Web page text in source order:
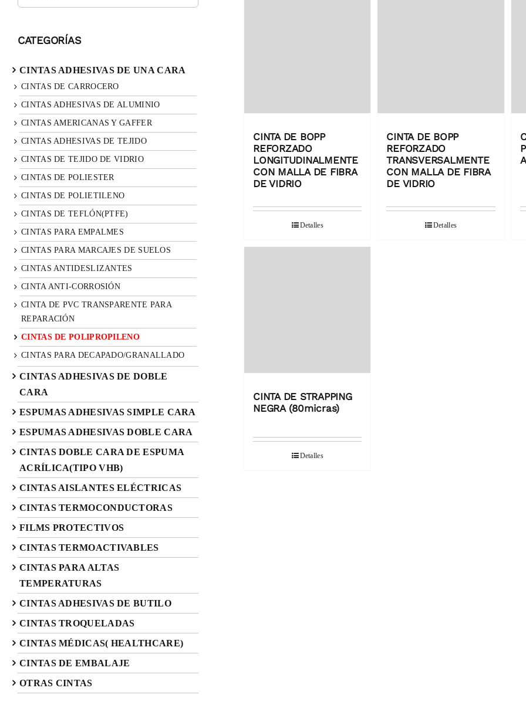
CINTA DE BOPP
REFORZADO
LONGITUDINALMENTE
CON MALLA DE FIBRA
DE VIDRIO
Detalles
CINTA DE BOPP
REFORZADO
TRANSVERSALMENTE
CON MALLA DE FIBRA
DE VIDRIO
Detalles
CINTA DE STRAPPING
NEGRA (80micras)
Detalles
CATEGORÍAS
CINTAS ADHESIVAS DE UNA CARA
CINTAS DE CARROCERO
CINTAS ADHESIVAS DE ALUMINIO
CINTAS AMERICANAS Y GAFFER
CINTAS ADHESIVAS DE TEJIDO
CINTAS DE TEJIDO DE VIDRIO
CINTAS DE POLIESTER
CINTAS DE POLIETILENO
CINTAS DE TEFLÓN(PTFE)
CINTAS PARA EMPALMES
CINTAS PARA MARCAJES DE SUELOS
CINTAS ANTIDESLIZANTES
CINTA ANTI-CORROSIÓN
CINTA DE PVC TRANSPARENTE PARA
REPARACIÓN
CINTAS DE POLIPROPILENO
CINTAS PARA DECAPADO/GRANALLADO
CINTAS ADHESIVAS DE DOBLE
CARA
ESPUMAS ADHESIVAS SIMPLE CARA
ESPUMAS ADHESIVAS DOBLE CARA
CINTAS DOBLE CARA DE ESPUMA
ACRÍLICA(TIPO VHB)
CINTAS AISLANTES ELÉCTRICAS
CINTAS TERMOCONDUCTORAS
FILMS PROTECTIVOS
CINTAS TERMOACTIVABLES
CINTAS PARA ALTAS
TEMPERATURAS
CINTAS ADHESIVAS DE BUTILO
CINTAS TROQUELADAS
CINTAS MÉDICAS( HEALTHCARE)
CINTAS DE EMBALAJE
OTRAS CINTAS